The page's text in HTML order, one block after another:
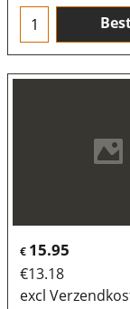
€ 15.95
€13.18
excl